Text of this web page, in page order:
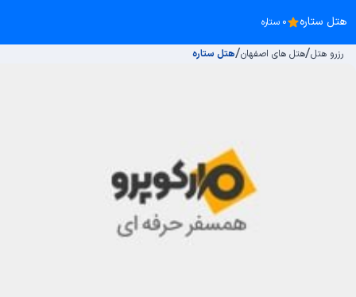
هتل ستاره 0 ستاره
رزرو هتل/هتل های اصفهان/هتل ستاره